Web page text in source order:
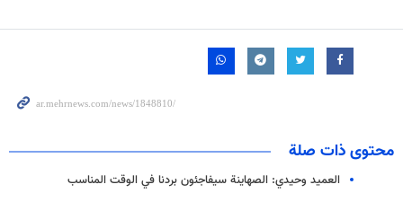
محتوى ذات صلة
العميد وحيدي: الصهاينة سيفاجئون بردنا في الوقت المناسب